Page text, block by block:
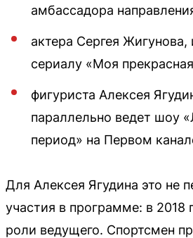
амбассадора
актера Сергея Жигунова,
сериалу «Моя
фигуриста Алексея
параллельно ведет шоу
период» на Первом
Для Алексея Ягудина это не
участия в программе: в 2018
роли ведущего. Спортсмен